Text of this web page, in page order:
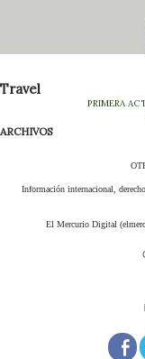
Travel
PRIMERA
ARCHIVOS
Información internacional,
El Mercurio Digital